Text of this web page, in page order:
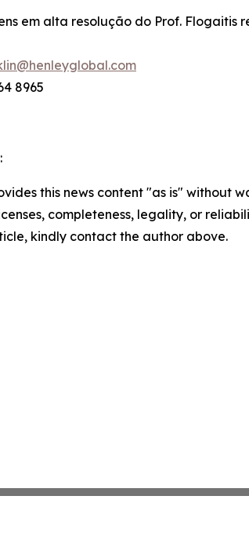
em alta resolução do Prof. Flogaitis
8965
this news content "as is"
completeness, legality, or
kindly contact the author above.